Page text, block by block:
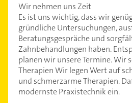
Wir nehmen uns Zeit
Es ist uns wichtig, dass wir
gründliche Untersuchungen,
Beratungsgespräche und
Zahnbehandlungen haben.
planen wir unsere Termine. Wir
Therapien Wir legen Wert auf
und schmerzarme Therapien.
modernste Praxistechnik ein.